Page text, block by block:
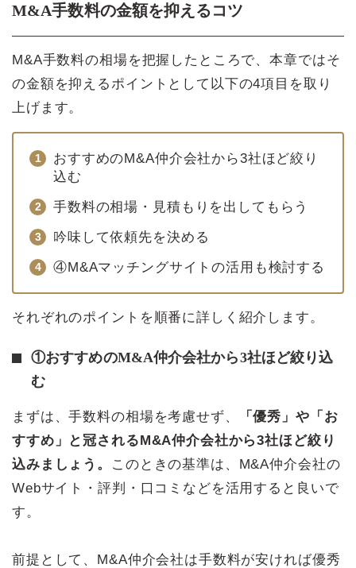
M&A手数料の金額を抑えるコツ
M&A手数料の相場を把握したところで、本章ではそ
の金額を抑えるポイントとして以下の4項目を取り
上げます。
おすすめのM&A仲介会社から3社ほど絞り
込む
手数料の相場・見積もりを出してもらう
吟味して依頼先を決める
④M&Aマッチングサイトの活用も検討する
それぞれのポイントを順番に詳しく紹介します。
①おすすめのM&A仲介会社から3社ほど絞り込
む
まずは、手数料の相場を考慮せず、
「優秀」や「お
すすめ」と冠されるM&A仲介会社から3社ほど絞り
込みましょう。
このときの基準は、M&A仲介会社の
Webサイト・評判・口コミなどを活用すると良いで
す。
前提として、M&A仲介会社は手数料が安ければ優秀